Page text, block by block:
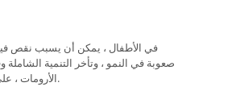
في الأطفال ، يمكن أن يسبب نقص
صعوبة في النمو ، وتأخر التنمية
الأرومات ، على سبيل المثال.